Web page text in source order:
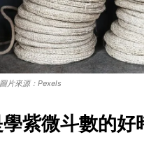
片來源：Pexels
紫微斗數的好